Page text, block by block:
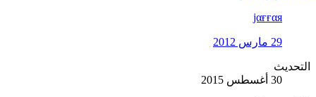
jαғғαя
29 مارس 2012
التحديث
30 أغسطس 2015